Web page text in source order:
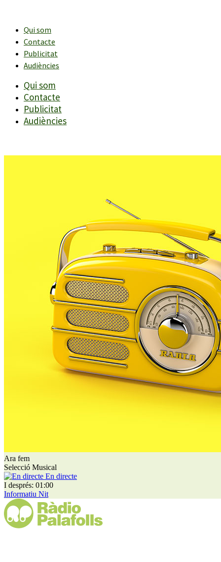
contingutQui som
Contacte
Publicitat
Audiències
Qui som
Contacte
Publicitat
Audiències
Ara fem
Selecció Musical
En directe
I després: 01:00
Informatiu Nit